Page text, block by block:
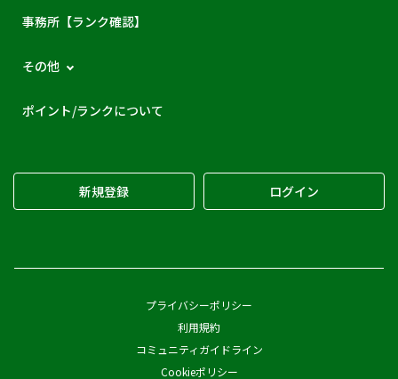
事務所【ランク確認】
その他
ポイント/ランクについて
新規登録 ログイン
プライバシーポリシー
利用規約
コミュニティガイドライン
Cookieポリシー